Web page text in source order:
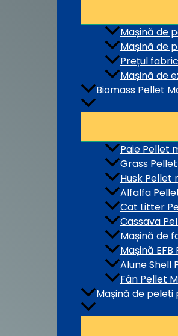
Mașină de
Mașină de
Prețul
Mașină de
Biomass Pellet
Paie Pellet
Grass
Husk Pellet
Alfalfa
Cat Litter
Cassava
Mașină de
Mașină EFB
Alune Shell
Fân Pellet
Mașină de